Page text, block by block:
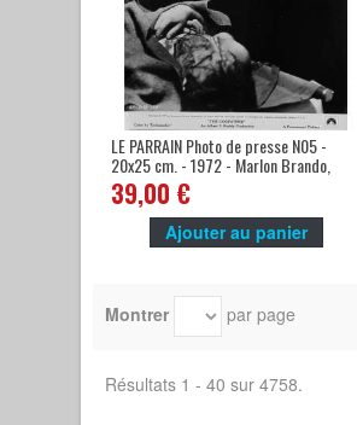
LE PARRAIN Photo de presse N05 -
20x25 cm. - 1972 - Marlon Brando,
Francis Ford Coppola
39,00 €
Ajouter au panier
Montrer par page
Résultats 1 - 40 sur 4758.